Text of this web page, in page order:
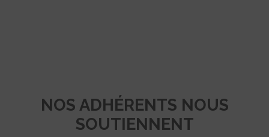
NOS ADHÉRENTS NOUS
SOUTIENNENT